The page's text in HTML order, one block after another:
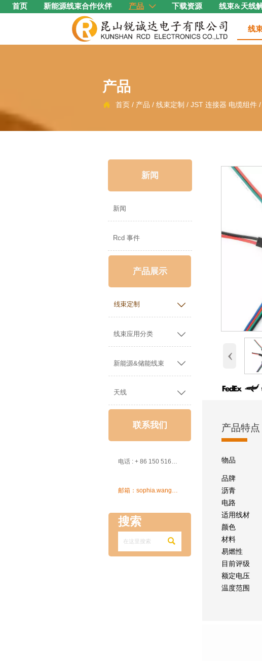
首页 新能源线束合作伙伴 产品  下载资源 线束&天线
线
产品
 首页 / 产品 /线束定制 /JST 连接器 电缆组件
新闻
新闻
Rcd 事件
产品展示
线束定制 
线束应用分类 
新能源&储能线束 
天线 
联系我们
电话 : + 86 150 5162 5639

搜索

‹
产品特点
物品
品牌
沥青
电路
适用线材
颜色
材料
易燃性
目前评级
额定电压
温度范围